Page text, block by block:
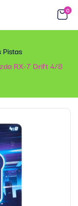
0
Pistas
RX-7 Drift 4/8